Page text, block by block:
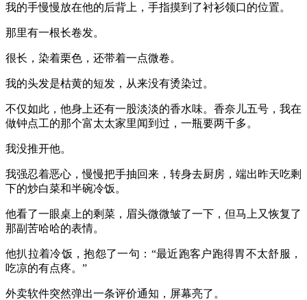
我的手慢慢放在他的后背上，手指摸到了衬衫领口的位置。
那里有一根长卷发。
很长，染着栗色，还带着一点微卷。
我的头发是枯黄的短发，从来没有烫染过。
不仅如此，他身上还有一股淡淡的香水味。香奈儿五号，我在
做钟点工的那个富太太家里闻到过，一瓶要两千多。
我没推开他。
我强忍着恶心，慢慢把手抽回来，转身去厨房，端出昨天吃剩
下的炒白菜和半碗冷饭。
他看了一眼桌上的剩菜，眉头微微皱了一下，但马上又恢复了
那副苦哈哈的表情。
他扒拉着冷饭，抱怨了一句：“最近跑客户跑得胃不太舒服，
吃凉的有点疼。”
外卖软件突然弹出一条评价通知，屏幕亮了。